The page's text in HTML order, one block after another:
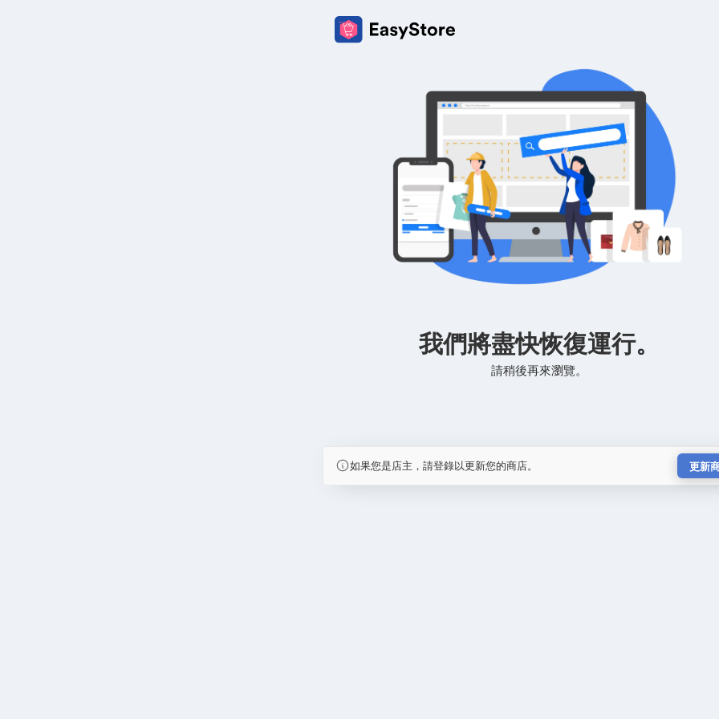
我們將盡快恢復運行。
請稍後再來瀏覽。
如果您是店主，請登錄以更新您的商店。 更新